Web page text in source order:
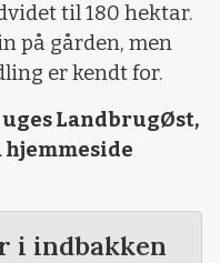
til 180 hektar.
på gården, men
er kendt for.
LandbrugØst,
hjemmeside
i indbakken